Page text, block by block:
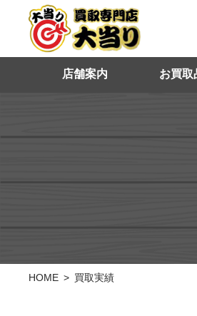
店舗案内 お買取
HOME 買取実績